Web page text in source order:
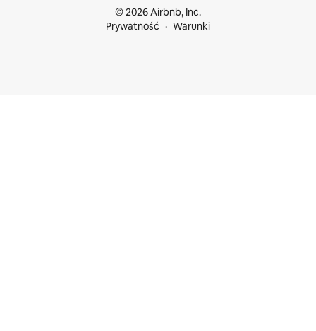
© 2026 Airbnb, Inc.
Prywatność
Warunki